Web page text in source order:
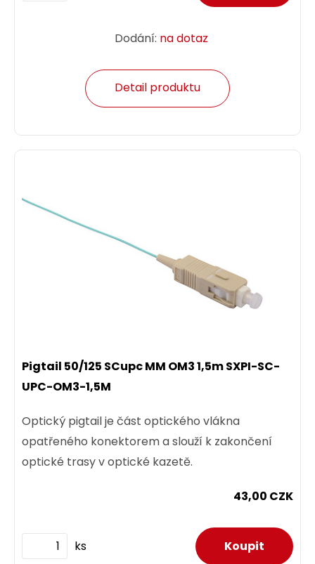
Dodání: na dotaz
Detail produktu
Pigtail 50/125 SCupc MM OM3 1,5m SXPI-SC-
UPC-OM3-1,5M
Optický pigtail je část optického vlákna
opatřeného konektorem a slouží k zakončení
optické trasy v optické kazetě.
43,00 CZK
ks